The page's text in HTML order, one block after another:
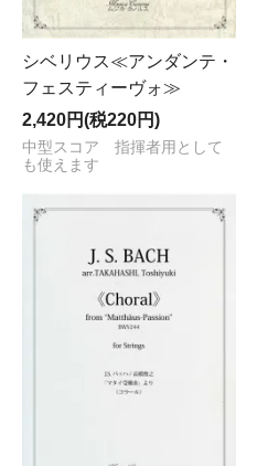
シベリウス≪アンダンテ・
フェスティーヴォ≫
2,420円(税220円)
中型スコア 指揮者用として
も使えます